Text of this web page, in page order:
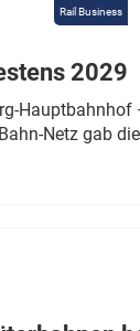
Rail Business
2029
Netz gab